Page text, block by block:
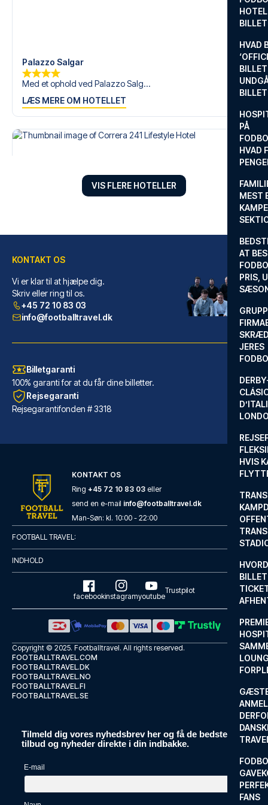
HVAD
PÅ
HVAD
MEST
AT
PRIS,
JERES
HVIS
FANS
Palazzo Salgar
Med et ophold ved Palazzo Salg...
LÆS MERE OM HOTELLET
Correra 241 Lifestyle Hotel
Med et ophold hos Correra 241 ...
Hotel San Pietro
Med et ophold hos Hotel San Pi...
LÆS MERE OM HOTELLET
Hotel San Michele
Med et ophold ved Hotel San Mi...
LÆS MERE OM HOTELLET
VIS FLERE HOTELLER
KONTAKT OS
Vi er klar til at hjælpe dig.
Skriv eller ring til os.
+45 72 10 83 03
info@footballtravel.dk
Billetgaranti
100% garanti for at du får dine billetter.
Rejsegaranti
Rejsegarantifonden # 3318
KONTAKT OS
Ring +45 72 10 83 03 eller
send en e-mail info@footballtravel.dk
Man-Søn: kl. 10:00 - 22:00
FOOTBALL TRAVEL:
INDHOLD
facebookinstagramyoutube
Trustpilot
Copyright © 2025. Footballtravel. All rights reserved.
FOOTBALLTRAVEL.COM
FOOTBALLTRAVEL.DK
FOOTBALLTRAVEL.NO
FOOTBALLTRAVEL.FI
FOOTBALLTRAVEL.SE
Tilmeld dig vores nyhedsbrev her og få de bedste
tilbud og nyheder direkte i din indbakke.
E-mail